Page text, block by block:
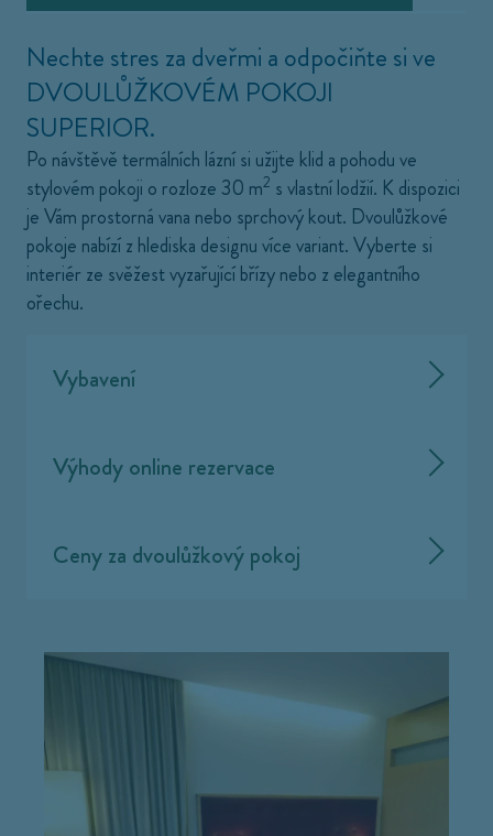
Nechte stres za dveřmi a odpočiňte si ve
DVOULŮŽKOVÉM POKOJI
SUPERIOR.
Po návštěvě termálních lázní si užijte klid a pohodu ve
stylovém pokoji o rozloze 30 m2 s vlastní lodžií. K dispozici
je Vám prostorná vana nebo sprchový kout. Dvoulůžkové
pokoje nabízí z hlediska designu více variant. Vyberte si
interiér ze svěžest vyzařující břízy nebo z elegantního
ořechu.
Vybavení
Výhody online rezervace
Ceny za dvoulůžkový pokoj